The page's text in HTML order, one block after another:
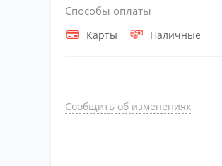
Способы оплаты
Карты Наличные
Сообщить об изменениях